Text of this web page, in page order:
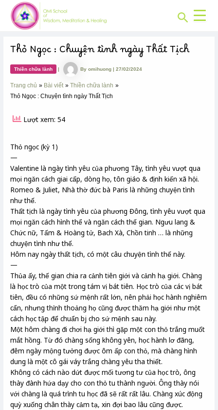
content
Search
Thỏ Ngọc : Chuyện tình ngày Thất Tịch
Thiền chữa lành | Byomihuong|27/02/2024
Trang chủ Bài viết
Thiền chữa lành
Thỏ Ngọc : Chuyện tình ngày Thất Tịch
Lượt xem: 54
Thỏ ngọc (kỳ 1)
—
Valentine là ngày tình yêu của phương Tây, tình yêu vượt qua
mọi ngăn cách giai cấp, dòng họ, tôn giáo & định kiến xã hội.
Romeo & Juliet, Nhà thờ đức bà Paris là những chuyện tình
như thế.
Thất tịch là ngày tình yêu của phương Đông, tình yêu vượt qua
mọi ngăn cách hình thể và ngăn cách thế gian. Ngưu lang &
Chức nữ, Tấm & Hoàng tử, Bach Xà, Chồn tinh … là những
chuyện tình như thế.
Hôm nay ngày thất tịch, có một câu chuyện tình thế này.
—
Thủa ấy, thế gian chia ra cảnh tiên giới và cảnh hạ giới. Chàng
là học trò của một trong tám vị bát tiên. Học trò của các vị bát
tiên, đều có những sứ mệnh rất lớn, nên phải học hành nghiêm
cẩn, nhưng thỉnh thoảng họ cũng được thăm hạ giới như một
cách học tập để chuẩn bj cho sứ mệnh sau này.
Một hôm chàng đi chơi hạ giới thì gặp một con thỏ trắng muốt
mắt hồng. Từ đó chàng sống không yên, học hành lơ đãng,
đêm ngày mộng tưởng được ôm ấp con thỏ, mà chàng hình
dung là một cô gái váy trắng chàng yêu tha thiết.
Không có cách nào dứt được mối tương tư của học trò, ông
thày đành hứa dạy cho con thỏ tu thành người. Ông thày nói
với chàng là quá trình tu học đã sẽ rất rất lâu. Chàng xúc động
quỳ xuống chân thày cảm tạ, xin đợi bao lâu cũng được.
Post
navigation
CHUYÊN
MỤC: